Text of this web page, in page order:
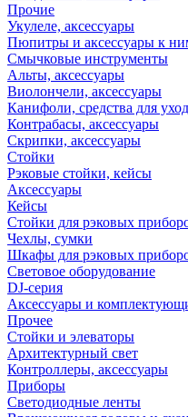
Прочие
Укулеле, аксессуары
Пюпитры и аксессуары к
Смычковые инструменты
Альты, аксессуары
Виолончели, аксессуары
Канифоли, средства для
Контрабасы, аксессуары
Скрипки, аксессуары
Стойки
Рэковые стойки, кейсы
Аксессуары
Кейсы
Стойки для рэковых
Чехлы, сумки
Шкафы для рэковых
Световое оборудование
DJ-серия
Аксессуары и
Прочее
Стойки и элеваторы
Архитектурный свет
Контроллеры, аксессуары
Приборы
Светодиодные ленты